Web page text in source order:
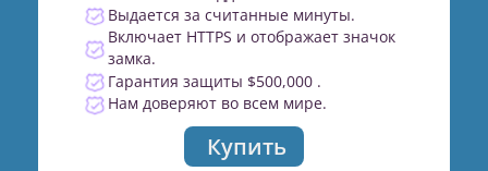
Выдается за считанные минуты.
Включает HTTPS и отображает значок
замка.
Гарантия защиты $500,000 .
Нам доверяют во всем мире.
Купить